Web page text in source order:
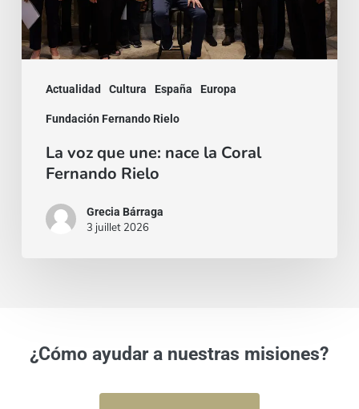
Actualidad Cultura España Europa
Fundación Fernando Rielo
Coral
Fernando
La voz que une: nace la Coral
Fernando Rielo
Grecia Bárraga
3 juillet 2026
¿Cómo ayudar a nuestras misiones?